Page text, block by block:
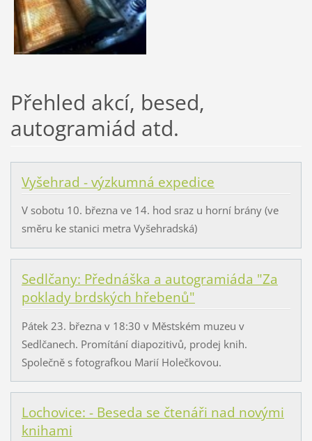
Přehled akcí, besed,
autogramiád atd.
Vyšehrad - výzkumná expedice
V sobotu 10. března ve 14. hod sraz u horní brány (ve
směru ke stanici metra Vyšehradská)
Sedlčany: Přednáška a autogramiáda "Za
poklady brdských hřebenů"
Pátek 23. března v 18:30 v Městském muzeu v
Sedlčanech. Promítání diapozitivů, prodej knih.
Společně s fotografkou Marií Holečkovou.
Lochovice: - Beseda se čtenáři nad novými
knihami